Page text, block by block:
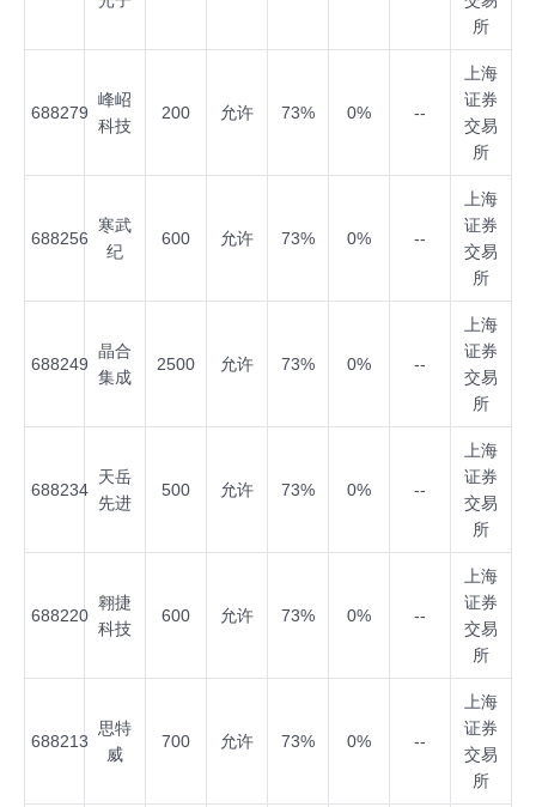
所
688279
峰岹
科技
200 允许 73% 0% --
上海
证券
交易
所
688256
寒武
纪
600 允许 73% 0% --
上海
证券
交易
所
688249
晶合
集成
2500 允许 73% 0% --
上海
证券
交易
所
688234
天岳
先进
500 允许 73% 0% --
上海
证券
交易
所
688220
翱捷
科技
600 允许 73% 0% --
上海
证券
交易
所
688213
思特
威
700 允许 73% 0% --
上海
证券
交易
所